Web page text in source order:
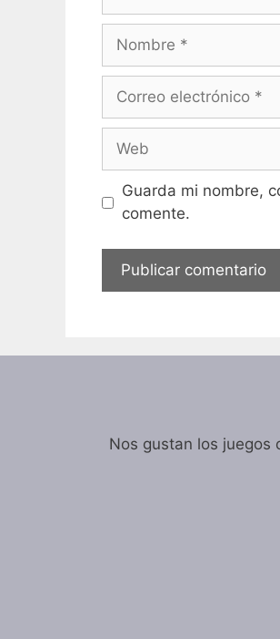
Nombre
Correo
Web
Guarda mi nombre,
comente.
Nos gustan los juegos